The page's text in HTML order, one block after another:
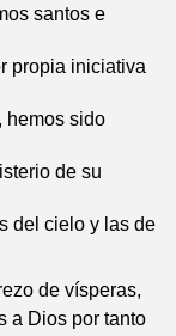
santos e
propia iniciativa
hemos sido
de su
del cielo y las de
de vísperas,
a Dios por tanto